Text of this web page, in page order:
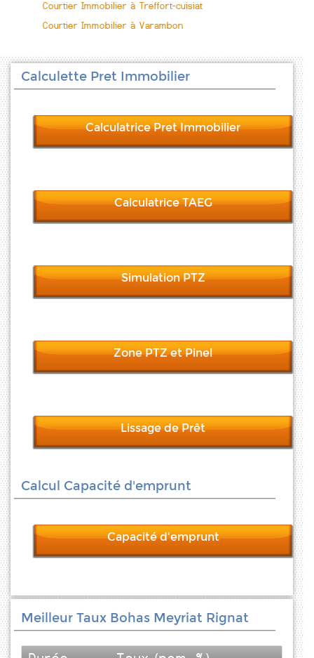
Courtier Immobilier à Treffort-cuisiat
Courtier Immobilier à Varambon
Calculette Pret Immobilier
Calculatrice Pret Immobilier
Calculatrice TAEG
Simulation PTZ
Zone PTZ et Pinel
Lissage de Prêt
Calcul Capacité d'emprunt
Capacité d'emprunt
Meilleur Taux Bohas Meyriat Rignat